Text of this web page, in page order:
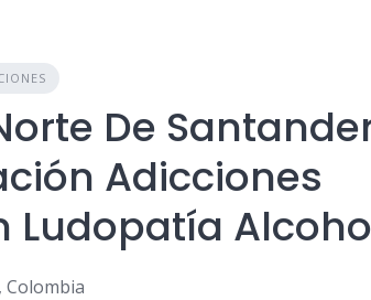
De
Adicciones
Ludopatía
Colombia